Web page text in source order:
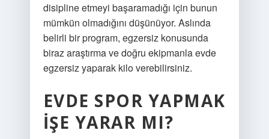
disipline etmeyi başaramadığı için bunun
mümkün olmadığını düşünüyor. Aslında
belirli bir program, egzersiz konusunda
biraz araştırma ve doğru ekipmanla evde
egzersiz yaparak kilo verebilirsiniz.
EVDE SPOR YAPMAK
IŞE YARAR MI?